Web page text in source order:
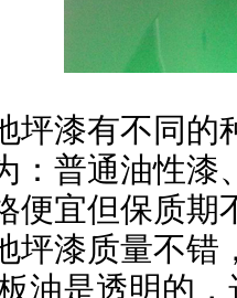
漆有不同的种
：普通油性漆
便宜但保质期
坪漆质量不错
油是透明的